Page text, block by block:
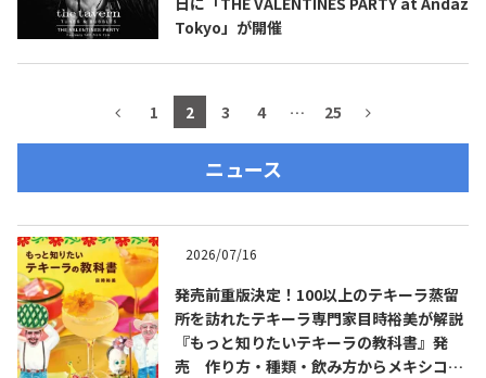
Tokyo」が開催
1 2 3 4 … 25
ニュース
2026/07/16
発売前重版決定！100以上のテキーラ蒸留
所を訪れたテキーラ専門家目時裕美が解説
『もっと知りたいテキーラの教科書』発
売 作り方・種類・飲み方からメキシコ文